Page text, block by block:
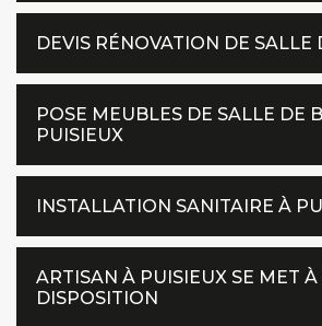
DEVIS RÉNOVATION DE SALLE
POSE MEUBLES DE SALLE DE
PUISIEUX
INSTALLATION SANITAIRE À
ARTISAN À PUISIEUX SE MET À
DISPOSITION